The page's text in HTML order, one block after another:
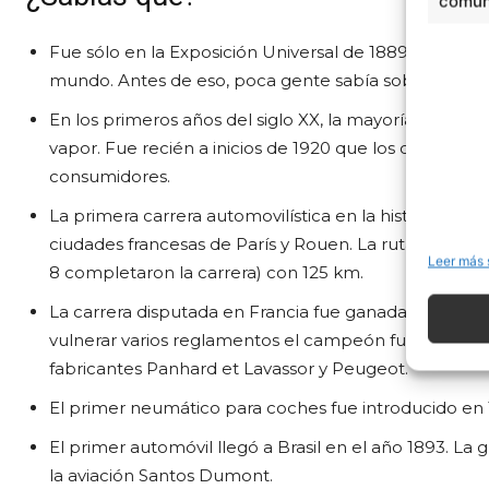
Leer más
Fue sólo en la Exposición Universal de 1889,
mundo. Antes de eso, poca gente sabía sobre la
En los primeros años del siglo XX, la mayoría de los
vapor. Fue recién a inicios de 1920 que los coches
consumidores.
La primera carrera automovilística en la historia se
ciudades francesas de París y Rouen. La ruta de la
8 completaron la carrera) con 125 km.
La carrera disputada en Francia fue ganada por el
vulnerar varios reglamentos el campeón fue
fabricantes Panhard et Lavassor y Peugeot.
El primer neumático para coches fue introducido en
El primer automóvil llegó a Brasil en el año 1893.
la aviación Santos Dumont.